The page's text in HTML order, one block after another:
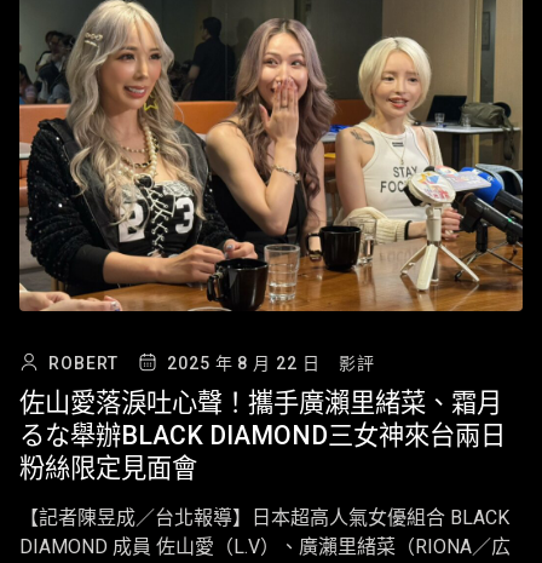
ROBERT 2025 年 8 月 22 日 影評
佐山愛落淚吐心聲！攜手廣瀨里緒菜、霜月
るな舉辦BLACK DIAMOND三女神來台兩日
粉絲限定見面會
【記者陳昱成／台北報導】日本超高人氣女優組合 BLACK
DIAMOND 成員 佐山愛（L.V）、廣瀨里緒菜（RIONA／広